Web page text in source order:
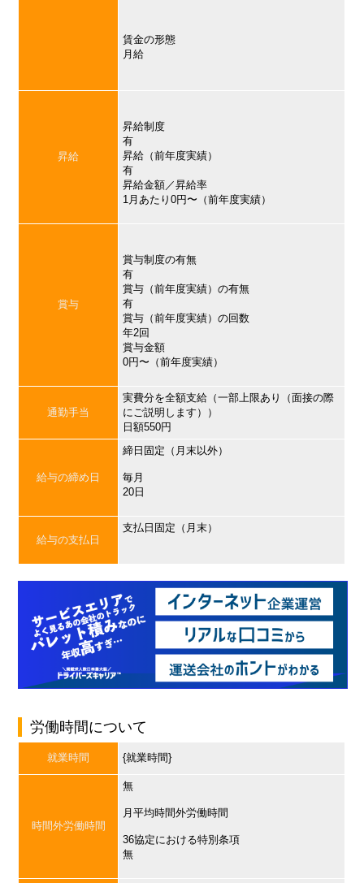
賃金の形態
月給
昇給
昇給制度
有
昇給（前年度実績）
有
昇給金額／昇給率
1月あたり0円〜（前年度実績）
賞与
賞与制度の有無
有
賞与（前年度実績）の有無
有
賞与（前年度実績）の回数
年2回
賞与金額
0円〜（前年度実績）
通勤手当
実費分を全額支給（一部上限あり（面接の際
にご説明します））
日額550円
給与の締め日
締日固定（月末以外）
毎月
20日
給与の支払日
支払日固定（月末）
労働時間について
就業時間 {就業時間}
時間外労働時間
無
月平均時間外労働時間
36協定における特別条項
無